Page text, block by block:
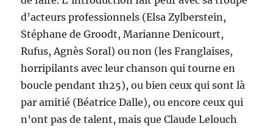
d’acteurs professionnels (Elsa Zylberstein,
Stéphane de Groodt, Marianne Denicourt,
Rufus, Agnès Soral) ou non (les Franglaises,
horripilants avec leur chanson qui tourne en
boucle pendant 1h25), ou bien ceux qui sont là
par amitié (Béatrice Dalle), ou encore ceux qui
n’ont pas de talent, mais que Claude Lelouch